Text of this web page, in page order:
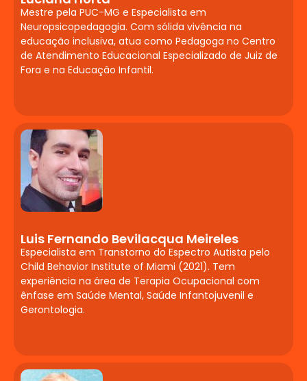
corporal. Correntes que vinculam a
Psicanálise à Educação. Sintomas
somatopsíquicos e psicossomáticos.
Tratamentos
Distúrbios de
Aprendizagem
Introdução à neurofisiologia e à
farmacologia do Sistema Nervoso
Central. Transtornos de ansiedade,
pânico, social, estresse pós-traumático,
obsessivo-compulsivo, do humor,
depressivo, bipolar e ciclotímico.
Psicoses (foco em esquizofrenia).
Transtorno do Déficit de Atenção e
Hiperatividade (TDAH). Epilepsias,
opioides e doenças neurodegenerativas.
o eixo intestino-cérebro. Fitoterápicos e
Mestre pela PUC-MG e Especialista em
Neuropsicopedagogia. Com sólida vivência na
educação inclusiva, atua como Pedagoga no Centro
de Atendimento Educacional Especializado de Juiz de
Fora e na Educação Infantil.
Luis Fernando Bevilacqua Meireles
Especialista em Transtorno do Espectro Autista pelo
Child Behavior Institute of Miami (2021). Tem
experiência na área de Terapia Ocupacional com
ênfase em Saúde Mental, Saúde Infantojuvenil e
Gerontologia.